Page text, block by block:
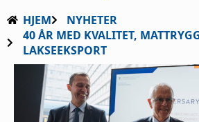
HJEM
NYHETER
40 ÅR MED KVALITET,
LAKSEEKSPORT